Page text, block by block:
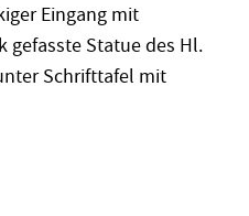
Eingang mit
gefasste Statue des Hl.
Schrifttafel mit